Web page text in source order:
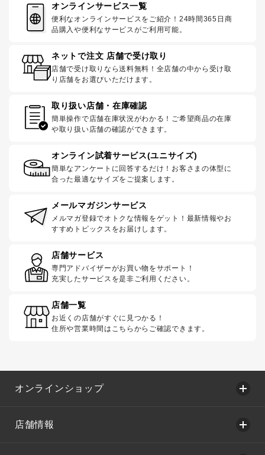
オンラインサービス一覧
便利なオンラインサービスをご紹介！24時間365日商
品購入や便利なサービスがご利用可能。
ネットで注文 店舗で受け取り
店舗で受け取りなら送料無料！全店舗の中から受け取
り店舗をお選びいただけます。
取り扱い店舗・在庫確認
簡単操作で店舗在庫状況がわかる！ご希望商品の在庫
や取り扱い店舗の確認ができます。
オンライン試着サービス(ユニサイズ)
簡単なアンケートに回答するだけ！お客さまの体型に
合った最適なサイズをご提案します。
メールマガジンサービス
メルマガ登録でオトクな情報をゲット！最新情報やお
すすめトピックスをお届けします。
店舗サービス
専門アドバイザーがお買い物をサポート！
充実したサービスを是非ご利用ください。
店舗一覧
お近くの店舗がすぐに見つかる！
住所や営業時間はこちらからご確認できます。
オンラインショップ
店舗情報